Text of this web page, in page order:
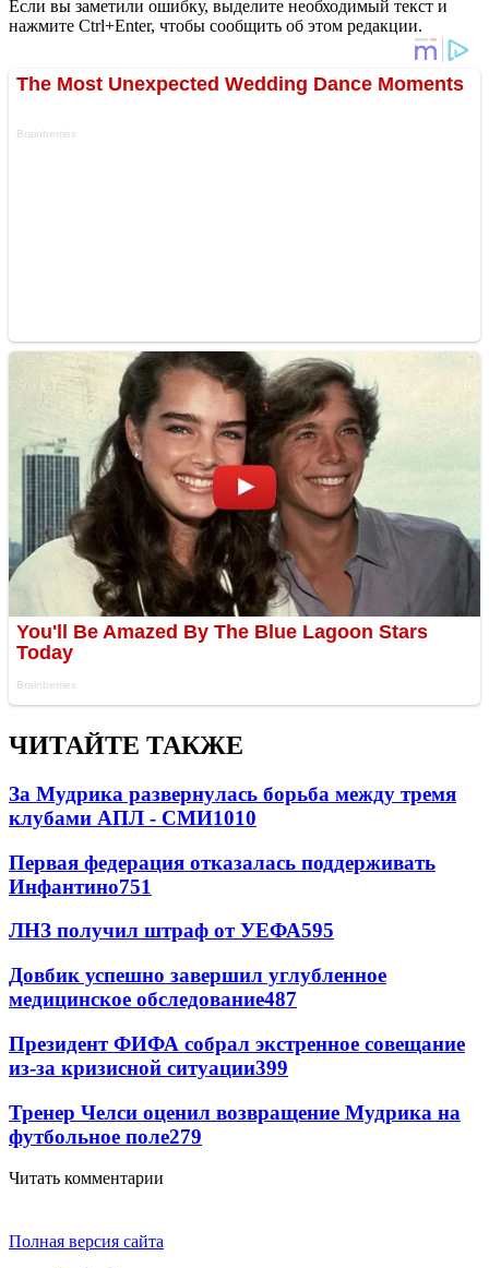
Если вы заметили ошибку, выделите необходимый текст и
нажмите Ctrl+Enter, чтобы сообщить об этом редакции.
ЧИТАЙТЕ ТАКЖЕ
За Мудрика развернулась борьба между тремя
клубами АПЛ - СМИ1010
Первая федерация отказалась поддерживать
Инфантино751
ЛНЗ получил штраф от УЕФА595
Довбик успешно завершил углубленное
медицинское обследование487
Президент ФИФА собрал экстренное совещание
из-за кризисной ситуации399
Тренер Челси оценил возвращение Мудрика на
футбольное поле279
Читать комментарии
Полная версия сайта